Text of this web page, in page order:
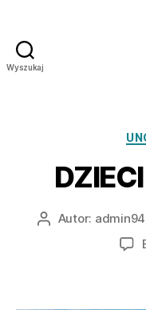
Wyszukaj
AutorAutor: